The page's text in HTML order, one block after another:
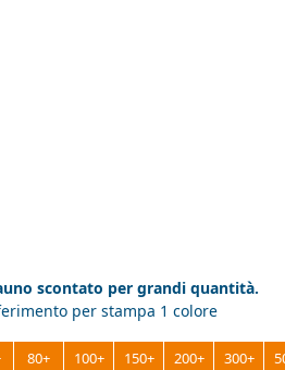
scontato per grandi quantità.
per stampa 1 colore
80+ 100+ 150+ 200+ 300+